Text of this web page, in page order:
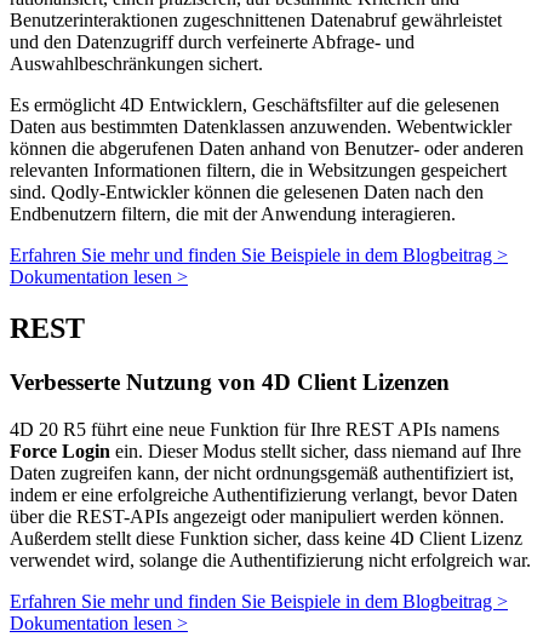
Benutzerinteraktionen zugeschnittenen Datenabruf gewährleistet
und den Datenzugriff durch verfeinerte Abfrage- und
Auswahlbeschränkungen sichert.
Es ermöglicht 4D Entwicklern, Geschäftsfilter auf die gelesenen
Daten aus bestimmten Datenklassen anzuwenden. Webentwickler
können die abgerufenen Daten anhand von Benutzer- oder anderen
relevanten Informationen filtern, die in Websitzungen gespeichert
sind. Qodly-Entwickler können die gelesenen Daten nach den
Endbenutzern filtern, die mit der Anwendung interagieren.
Erfahren Sie mehr und finden Sie Beispiele in dem Blogbeitrag >
Dokumentation lesen >
REST
Verbesserte Nutzung von 4D Client Lizenzen
4D 20 R5 führt eine neue Funktion für Ihre REST APIs namens
Force Login ein. Dieser Modus stellt sicher, dass niemand auf Ihre
Daten zugreifen kann, der nicht ordnungsgemäß authentifiziert ist,
indem er eine erfolgreiche Authentifizierung verlangt, bevor Daten
über die REST-APIs angezeigt oder manipuliert werden können.
Außerdem stellt diese Funktion sicher, dass keine 4D Client Lizenz
verwendet wird, solange die Authentifizierung nicht erfolgreich war.
Erfahren Sie mehr und finden Sie Beispiele in dem Blogbeitrag >
Dokumentation lesen >